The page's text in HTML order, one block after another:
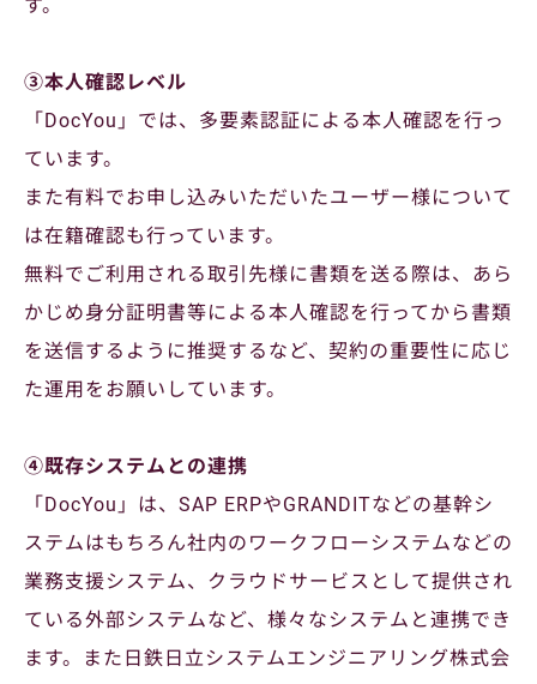
す。
③本人確認レベル
「DocYou」では、多要素認証による本人確認を行っ
ています。
また有料でお申し込みいただいたユーザー様について
は在籍確認も行っています。
無料でご利用される取引先様に書類を送る際は、あら
かじめ身分証明書等による本人確認を行ってから書類
を送信するように推奨するなど、契約の重要性に応じ
た運用をお願いしています。
④既存システムとの連携
「DocYou」は、SAP ERPやGRANDITなどの基幹シ
ステムはもちろん社内のワークフローシステムなどの
業務支援システム、クラウドサービスとして提供され
ている外部システムなど、様々なシステムと連携でき
ます。また日鉄日立システムエンジニアリング株式会